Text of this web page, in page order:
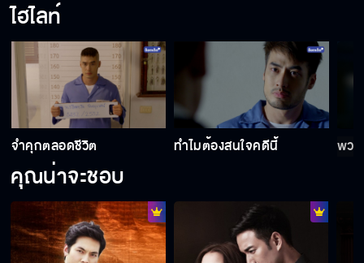
ใครกันแน่คือพยานเท็จ
ใจเต้นทุกทีที่ใกล้กัน
ไฮไลท์
จำคุกตลอดชีวิต ทำไมต้องสนใจคดีนี้ พว
คุณน่าจะชอบ